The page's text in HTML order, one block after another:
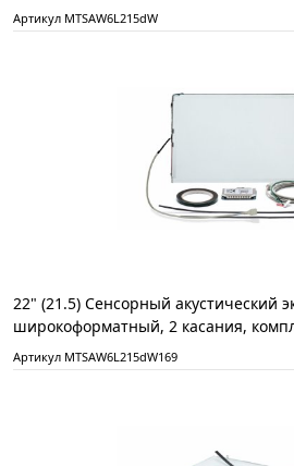
Артикул MTSAW6L215dW
22" (21.5) Сенсорный акустический
широкоформатный, 2 касания,
Артикул MTSAW6L215dW169